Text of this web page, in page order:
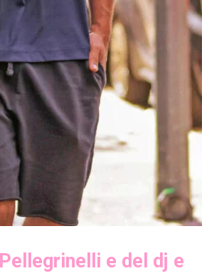
e del dj e